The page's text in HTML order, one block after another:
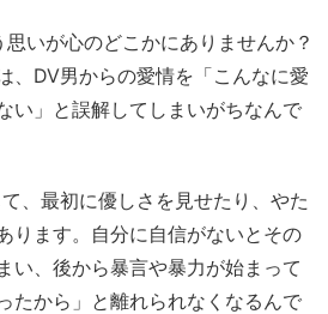
いが心のどこかにありませんか？
、DV男からの愛情を「こんなに愛
い」と誤解してしまいがちなんで
、最初に優しさを見せたり、やた
ります。自分に自信がないとその
い、後から暴言や暴力が始まって
たから」と離れられなくなるんで